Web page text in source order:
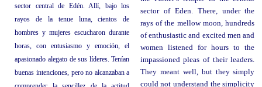
sector central de Edén. Allí, bajo los
rayos de la tenue luna, cientos de
hombres y mujeres escucharon durante
horas, con entusiasmo y emoción, el
apasionado alegato de sus líderes. Tenían
buenas intenciones, pero no alcanzaban a
sector of Eden. There, under the
rays of the mellow moon, hundreds
of enthusiastic and excited men and
women listened for hours to the
impassioned pleas of their leaders.
They meant well, but they simply
could not understand the simplicity